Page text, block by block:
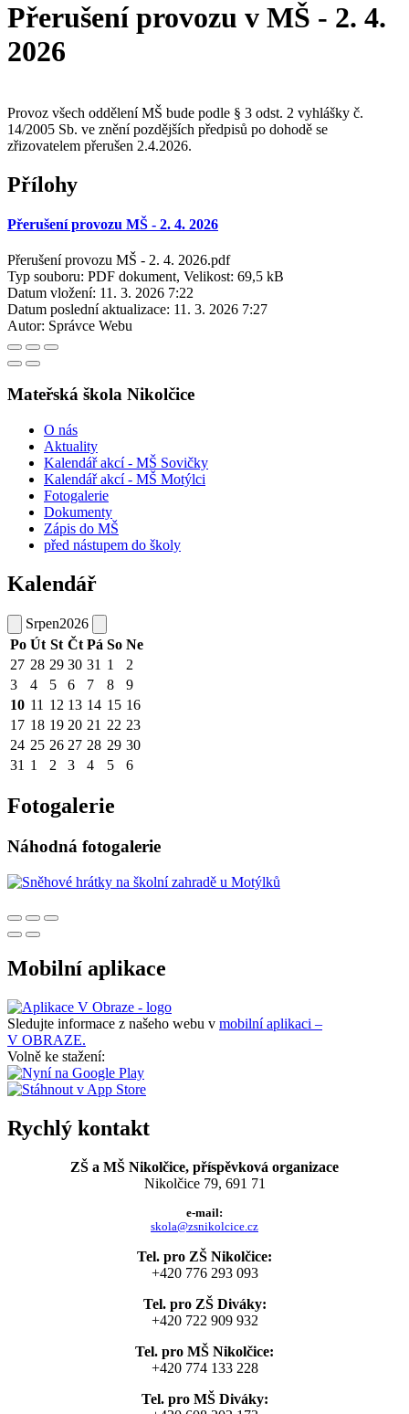
Přerušení provozu v MŠ - 2. 4.
2026
Provoz všech oddělení MŠ bude podle § 3 odst. 2 vyhlášky č.
14/2005 Sb. ve znění pozdějších předpisů po dohodě se
zřizovatelem přerušen 2.4.2026.
Přílohy
Přerušení provozu MŠ - 2. 4. 2026
Přerušení provozu MŠ - 2. 4. 2026.pdf
Typ souboru: PDF dokument, Velikost: 69,5 kB
Datum vložení: 11. 3. 2026 7:22
Datum poslední aktualizace: 11. 3. 2026 7:27
Autor: Správce Webu
Mateřská škola Nikolčice
O nás
Aktuality
Kalendář akcí - MŠ Sovičky
Kalendář akcí - MŠ Motýlci
Fotogalerie
Dokumenty
Zápis do MŠ
před nástupem do školy
Kalendář
Srpen2026
Po Út St Čt Pá So Ne
27 28 29 30 31 1
2
3
4 5 6 7 8
9
10 11 12 13 14 15 16
17 18 19 20 21 22 23
24 25 26 27 28 29 30
31 1 2 3 4 5 6
Fotogalerie
Náhodná fotogalerie
Mobilní aplikace
Sledujte informace z našeho webu v mobilní aplikaci –
V OBRAZE.
Volně ke stažení:
Rychlý kontakt
ZŠ a MŠ Nikolčice, příspěvková organizace
Nikolčice 79, 691 71
e-mail:
skola@zsnikolcice.cz
Tel. pro ZŠ Nikolčice:
+420 776 293 093
Tel. pro ZŠ Diváky:
+420 722 909 932
Tel. pro MŠ Nikolčice:
+420 774 133 228
Tel. pro MŠ Diváky: